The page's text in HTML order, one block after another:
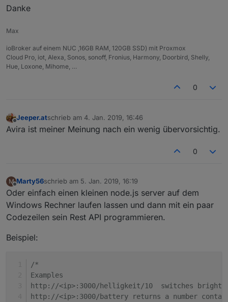
Danke
Max
ioBroker auf einem NUC ,16GB RAM, 120GB SSD) mit Proxmox
Cloud Pro, iot, Alexa, Sonos, sonoff, Fronius, Harmony, Doorbird, Shelly,
Hue, Loxone, Mihome, …
0
Offline
Jeeper.atschrieb am 4. Jan. 2019, 16:46
zuletzt editiert von
Avira ist meiner Meinung nach ein wenig übervorsichtig.
0
M
Offline
Marty56schrieb am 5. Jan. 2019, 16:19
zuletzt editiert von
Oder einfach einen kleinen node.js server auf dem
Windows Rechner laufen lassen und dann mit ein paar
Codezeilen sein Rest API programmieren.
Beispiel:
/*
Examples
http://<ip>:3000/helligkeit/10  switches
http://<ip>:3000/battery returns a number